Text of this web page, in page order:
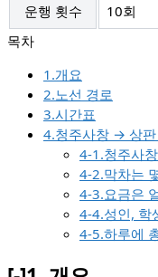
운행 횟수 10회
1.개요
2.노선 경로
3.시간표
4.청주사창 → 상판
4-1.청주사
4-2.막차는
4-3.요금은
4-4.성인, 학
4-5.하루에